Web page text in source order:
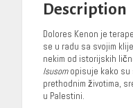
Description
Dolores Kenon je
se u radu sa svojim
nekim od istorijskih
Isusomopisuje kako su
prethodnim životima,
u Palestini.